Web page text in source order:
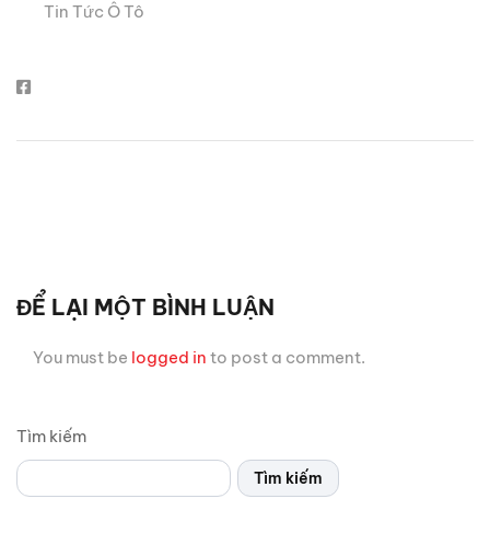
Tìm kiếm
Tìm kiếm
Tin Tức Ô Tô
ĐỂ LẠI MỘT BÌNH LUẬN
You must be logged in to post a comment.